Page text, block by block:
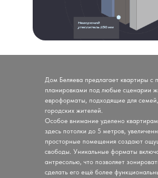
Дом Беляева предлагает квартиры с
планировками под любые сценарии
евроформаты, подходящие для
городских жителей.
Особое внимание уделено
здесь потолки до 5 метров,
просторные помещения создают
свободы. Уникальные форматы
антресолью, что позволяет
сделать его ещё более